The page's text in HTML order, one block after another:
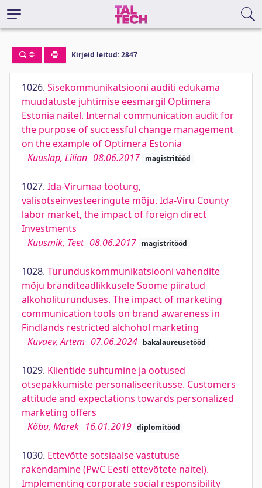
Kirjeid leitud: 2847
1026. Sisekommunikatsiooni auditi edukama
muudatuste juhtimise eesmärgil Optimera
Estonia näitel. Internal communication audit for
the purpose of successful change management
on the example of Optimera Estonia
Kuuslap, Lilian 08.06.2017 magistritööd
1027. Ida-Virumaa tööturg,
välisotseinvesteeringute mõju. Ida-Viru County
labor market, the impact of foreign direct
Investments
Kuusmik, Teet 08.06.2017 magistritööd
1028. Turunduskommunikatsiooni vahendite
mõju bränditeadlikkusele Soome piiratud
alkoholiturunduses. The impact of marketing
communication tools on brand awareness in
Findlands restricted alchohol marketing
Kuvaev, Artem 07.06.2024 bakalaureusetööd
1029. Klientide suhtumine ja ootused
otsepakkumiste personaliseeritusse. Customers
attitude and expectations towards personalized
marketing offers
Kõbu, Marek 16.01.2019 diplomitööd
1030. Ettevõtte sotsiaalse vastutuse
rakendamine (PwC Eesti ettevõtete näitel).
Implementing corporate social responsibility